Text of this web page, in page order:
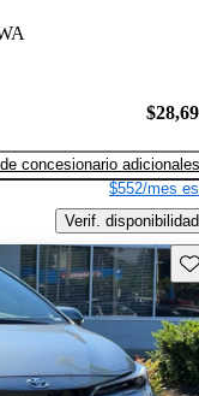
concesionario adicionales
$552/mes
Verif. disponibilidad